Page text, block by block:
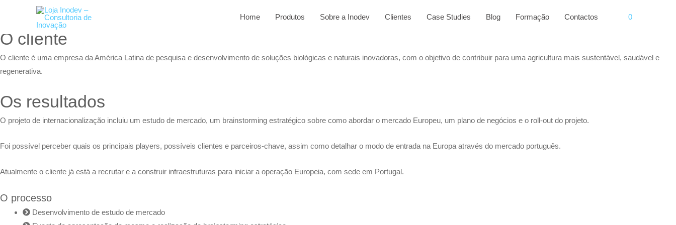
content
Home Produtos Sobre a Inodev Clientes Case Studies Blog Formação Contactos 0
VOLTAR
O cliente
O cliente é uma empresa da América Latina de pesquisa e desenvolvimento de soluções biológicas e naturais inovadoras, com o objetivo de contribuir para uma agricultura mais sustentável, saudável e
regenerativa.
Os resultados
O projeto de internacionalização incluiu um estudo de mercado, um brainstorming estratégico sobre como abordar o mercado Europeu, um plano de negócios e o roll-out do projeto.
Foi possível perceber quais os principais players, possíveis clientes e parceiros-chave, assim como detalhar o modo de entrada na Europa através do mercado português.
Atualmente o cliente já está a recrutar e a construir infraestruturas para iniciar a operação Europeia, com sede em Portugal.
O processo
Desenvolvimento de estudo de mercado